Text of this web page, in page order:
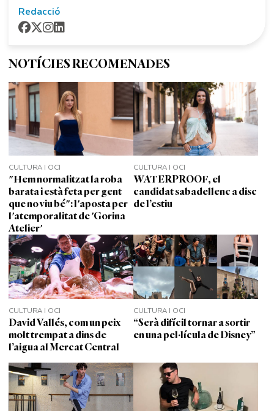
Redacció
NOTÍCIES RECOMENADES
CULTURA I OCI
"Hem normalitzat la roba
barata i està feta per gent
que no viu bé": l'aposta per
l'atemporalitat de 'Gorina
Atelier'
CULTURA I OCI
WATERPROOF, el
candidat sabadellenc a disc
de l’estiu
CULTURA I OCI
David Vallés, com un peix
molt trempat a dins de
l’aigua al Mercat Central
CULTURA I OCI
“Serà difícil tornar a sortir
en una pel·lícula de Disney”